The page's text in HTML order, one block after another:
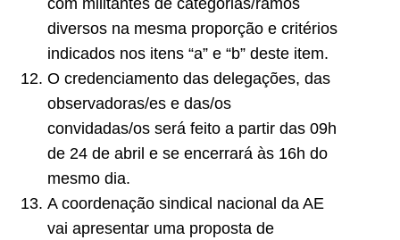
com militantes de categorias/ramos
diversos na mesma proporção e critérios
indicados nos itens “a” e “b” deste item.
O credenciamento das delegações, das
observadoras/es e das/os
convidadas/os será feito a partir das 09h
de 24 de abril e se encerrará às 16h do
mesmo dia.
A coordenação sindical nacional da AE
vai apresentar uma proposta de